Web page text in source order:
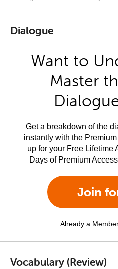
Dialogue
Want to
Master
Get a breakdown of the
instantly with the
up for your Free Lifetime
Days of Premium
Join
Already a
Vocabulary (Review)